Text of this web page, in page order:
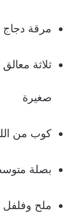
مرقة دجاج
ثلاثة
صغيرة
كوب من
بصلة
ملح